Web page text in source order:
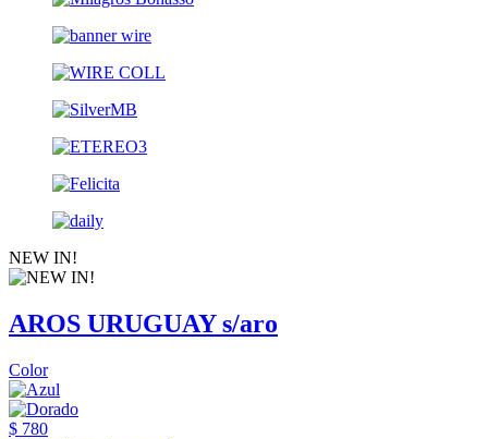
NEW IN!
AROS URUGUAY s/aro
Color
$ 780